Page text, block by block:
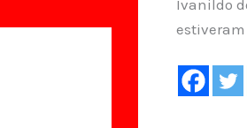
Ivanildo